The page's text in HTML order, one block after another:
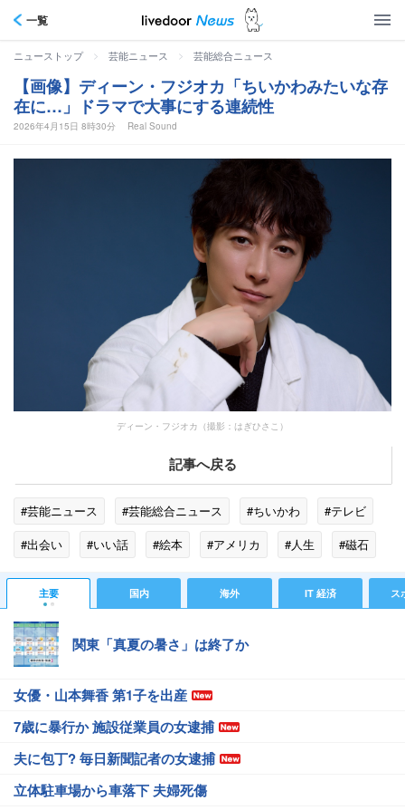
一覧
ニューストップ > 芸能ニュース > 芸能総合ニュース
【画像】ディーン・フジオカ「ちいかわみたいな存
在に…」ドラマで大事にする連続性
2026年4月15日 8時30分 Real Sound
ディーン・フジオカ（撮影：はぎひさこ）
記事へ戻る
#芸能ニュース #芸能総合ニュース #ちいかわ
#テレビ
#出会い
#いい話 #絵本 #アメリカ #人生
#磁石
#家族
#プレゼント #ペット #マリア
#LOVE
#山口紗弥加
#主題歌
主要 国内 海外 IT 経済 ス
関東「真夏の暑さ」は終了か
女優・山本舞香 第1子を出産
7歳に暴行か 施設従業員の女逮捕
夫に包丁? 毎日新聞記者の女逮捕
立体駐車場から車落下 夫婦死傷